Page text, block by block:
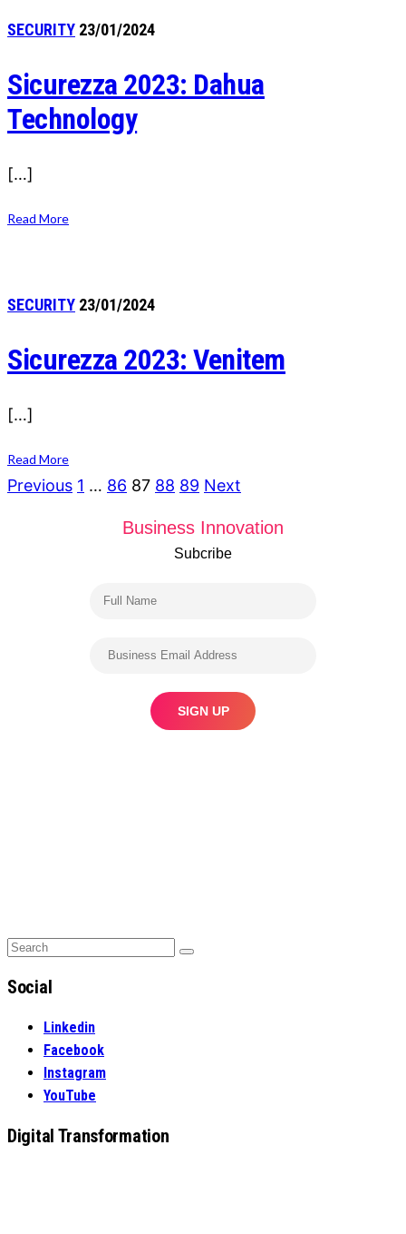
SECURITY 23/01/2024
Sicurezza 2023: Dahua
Technology
[…]
Read More
SECURITY 23/01/2024
Sicurezza 2023: Venitem
[…]
Read More
Posts
navigation
Previous 1 … 86 87 88 89 Next
Business Innovation
Subcribe
Search
Search
Social
Linkedin
Facebook
Instagram
YouTube
Digital Transformation